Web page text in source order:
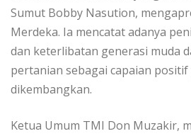
Sumut Bobby Nasution,
Merdeka. Ia mencatat adanya
dan keterlibatan generasi muda
pertanian sebagai capaian
dikembangkan.
Ketua Umum TMI Don Muzakir,